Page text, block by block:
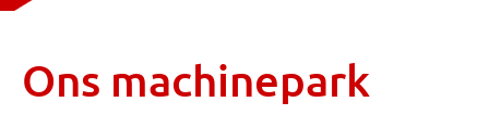
Ons machinepark